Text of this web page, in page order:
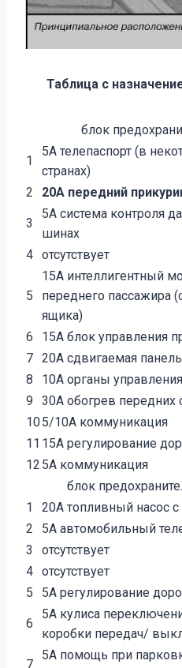
Таблица с
блок
1
5A телепаспорт (в
странах)
2
20A передний
3
5A система контроля
шинах
4 отсутствует
5
15A интеллигентный
переднего пассажира
ящика)
6
15A блок управления
7 20A сдвигаемая
8
10A органы
9
30A обогрев передних
105/10A коммуникация
11 15A регулирование
12 5A коммуникация
блок
1
20A топливный насос
2
5A автомобильный
3
отсутствует
4 отсутствует
5
5A регулирование
6
5A кулиса
коробки передач/
7
5A помощь при